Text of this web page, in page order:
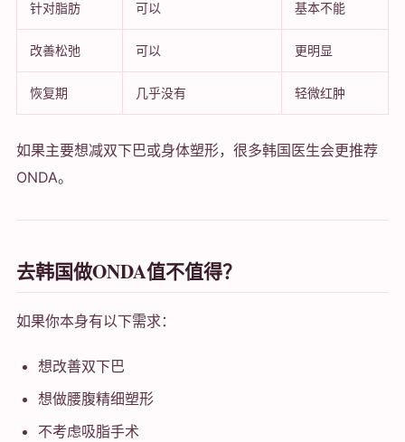
针对脂肪 可以 基本不能
改善松弛 可以 更明显
恢复期 几乎没有 轻微红肿
如果主要想减双下巴或身体塑形，很多韩国医生会更推荐
ONDA。
去韩国做ONDA值不值得？
如果你本身有以下需求：
想改善双下巴
想做腰腹精细塑形
不考虑吸脂手术